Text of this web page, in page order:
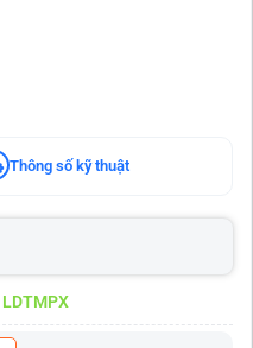
Thông số kỹ thuật
LDTMPX